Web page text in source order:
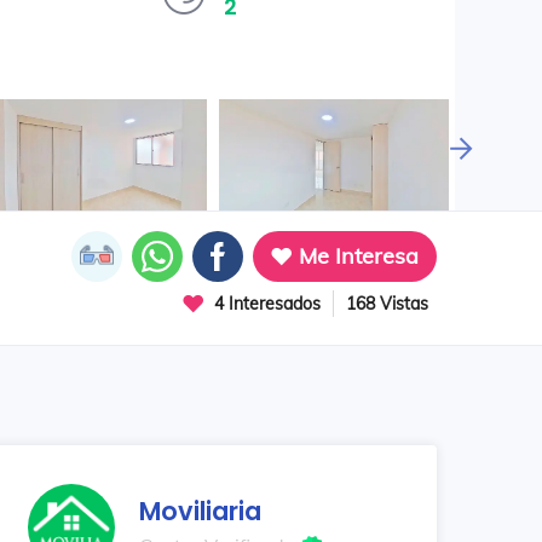
2
Me Interesa
4 Interesados 168 Vistas
Moviliaria